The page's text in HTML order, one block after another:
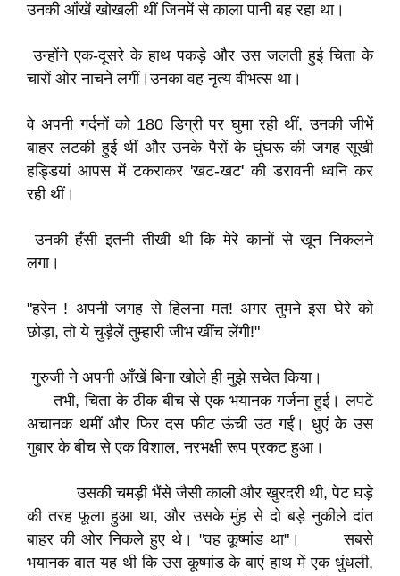
उनकी आँखें खोखली थीं जिनमें से काला पानी बह रहा था।
उन्होंने एक-दूसरे के हाथ पकड़े और उस जलती हुई चिता के
चारों ओर नाचने लगीं।उनका वह नृत्य वीभत्स था।
वे अपनी गर्दनों को 180 डिग्री पर घुमा रही थीं, उनकी जीभें
बाहर लटकी हुई थीं और उनके पैरों के घुंघरू की जगह सूखी
हड्डियां आपस में टकराकर 'खट-खट' की डरावनी ध्वनि कर
रही थीं।
उनकी हँसी इतनी तीखी थी कि मेरे कानों से खून निकलने
लगा।
​"हरेन ! अपनी जगह से हिलना मत! अगर तुमने इस घेरे को
छोड़ा, तो ये चुड़ैलें तुम्हारी जीभ खींच लेंगी!"
गुरुजी ने अपनी आँखें बिना खोले ही मुझे सचेत किया।
तभी, चिता के ठीक बीच से एक भयानक गर्जना हुई। लपटें
अचानक थमीं और फिर दस फीट ऊंची उठ गईं। धुएं के उस
गुबार के बीच से एक विशाल, नरभक्षी रूप प्रकट हुआ।
उसकी चमड़ी भैंसे जैसी काली और खुरदरी थी, पेट घड़े
की तरह फूला हुआ था, और उसके मुंह से दो बड़े नुकीले दांत
बाहर की ओर निकले हुए थे। "वह कूष्मांड था"। सबसे
भयानक बात यह थी कि उस कूष्मांड के बाएं हाथ में एक धुंधली,